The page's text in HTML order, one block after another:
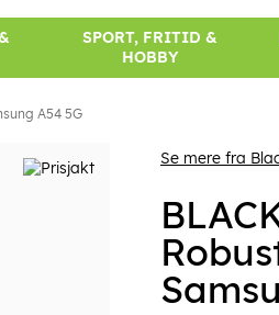
SPORT, FRITID &
HOBBY
A54 5G
Se mere fra